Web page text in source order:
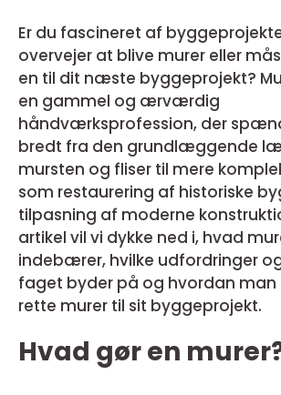
Er du fascineret af
overvejer at blive murer eller
en til dit næste byggeprojekt?
en gammel og ærværdig
håndværksprofession, der
bredt fra den grundlæggende
mursten og fliser til mere
som restaurering af historiske
tilpasning af moderne
artikel vil vi dykke ned i, hvad
indebærer, hvilke udfordringer
faget byder på og hvordan man
rette murer til sit byggeprojekt.
Hvad gør en